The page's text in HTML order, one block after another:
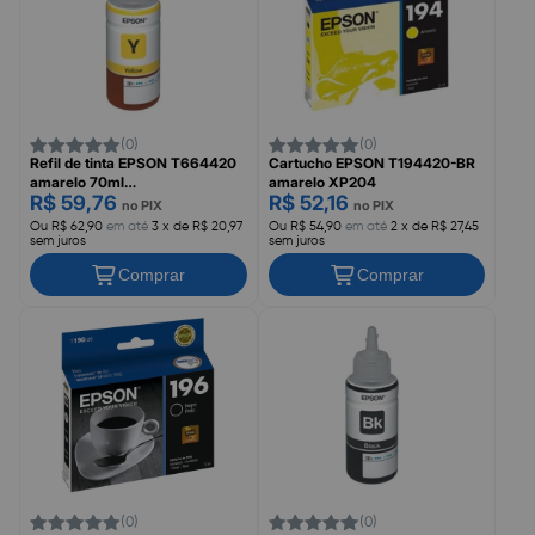
(0)
Refil de tinta EPSON T664420
amarelo 70ml
L120/L200/L375/L395
R$ 59,76 no PIX
Ou R$ 62,90 em até 3 x de R$ 20,97
sem juros
Comprar
(0)
Cartucho EPSON T194420-BR
amarelo XP204
R$ 52,16 no PIX
Ou R$ 54,90em até 2 x de R$ 27,45
sem juros
Comprar
(0)
(0)